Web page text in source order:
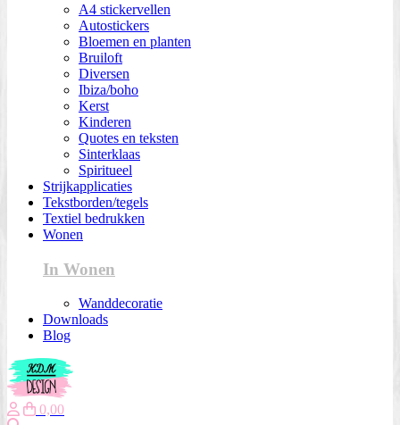
A4 stickervellen
Autostickers
Bloemen en planten
Bruiloft
Diversen
Ibiza/boho
Kerst
Kinderen
Quotes en teksten
Sinterklaas
Spiritueel
Strijkapplicaties
Tekstborden/tegels
Textiel bedrukken
Wonen
In Wonen
Wanddecoratie
Downloads
Blog
0,00